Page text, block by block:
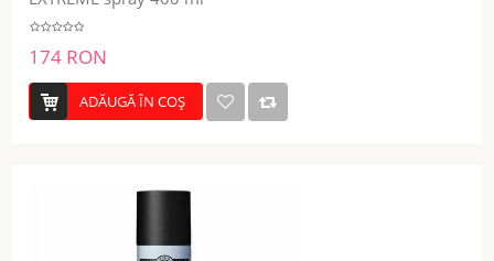
174 RON
ADĂUGĂ ÎN COŞ